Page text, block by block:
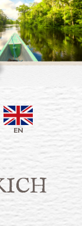
EN